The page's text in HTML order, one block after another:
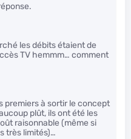
les débits étaient de
TV hemmm… comment
premiers à sortir le concept
plût, ils ont été les
raisonnable (même si
très limités)…